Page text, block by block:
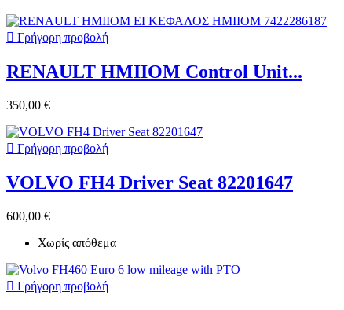
 Γρήγορη προβολή
RENAULT HMIIOM Control Unit...
350,00 €
 Γρήγορη προβολή
VOLVO FH4 Driver Seat 82201647
600,00 €
Χωρίς απόθεμα
 Γρήγορη προβολή